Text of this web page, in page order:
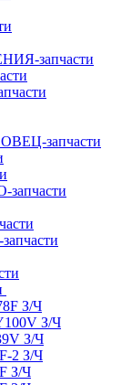
запчасти
запчасти
З/Ч
З/Ч
З/Ч
2 З/Ч
З/Ч